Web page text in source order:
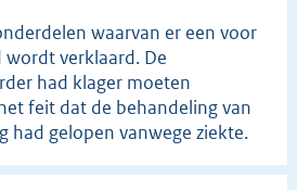
waarvan er een voor
wordt verklaard. De
had klager moeten
feit dat de behandeling van
had gelopen vanwege ziekte.